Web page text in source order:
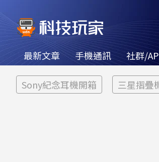
最新文章 手機通訊 社群/
Sony紀念耳機開箱 三星摺疊